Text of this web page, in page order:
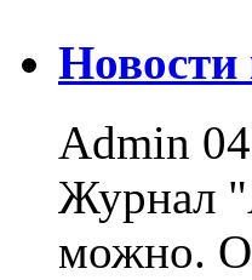
Новости
Admin
Журнал
можно.